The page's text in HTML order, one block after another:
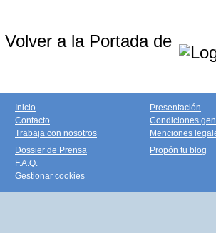
Volver a la Portada de
Inicio
Contacto
Trabaja con nosotros
Presentación
Condiciones
Menciones
Dossier de Prensa
F.A.Q.
Gestionar cookies
Propón tu blog